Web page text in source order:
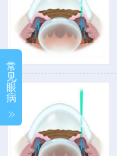
常
见
眼
病